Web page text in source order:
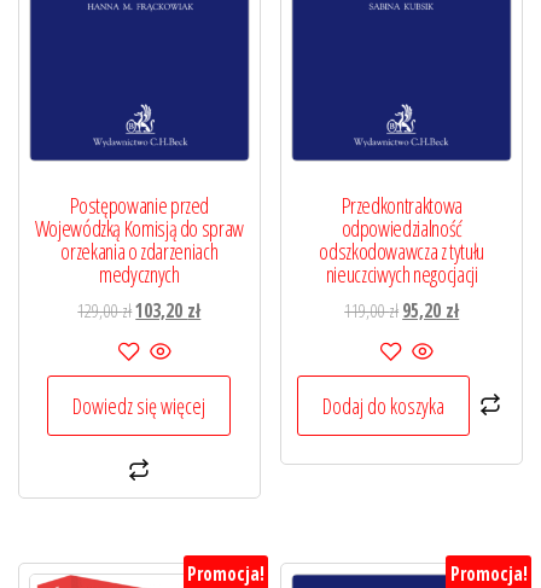
Postępowanie przed
Wojewódzką Komisją do spraw
orzekania o zdarzeniach
medycznych
129,00złPierwotna
cena
wynosiła:
129,00 zł.
103,20 złAktualna
103,20 zł.
Dowiedz się więcej
Przedkontraktowa
odpowiedzialność
odszkodowawcza z tytułu
nieuczciwych negocjacji
119,00złPierwotna
cena
wynosiła:
119,00 zł.
95,20 złAktualna
95,20 zł.
Dodaj do koszyka
Promocja! Promocja!